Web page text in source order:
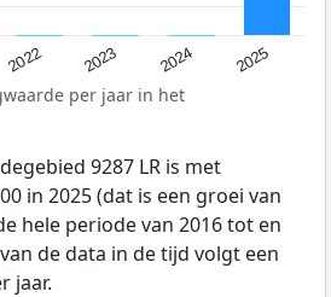
2022 2023 2024 2025
per jaar in het
9287 LR is met
in 2025 (dat is een groei van
hele periode van 2016 tot en
de data in de tijd volgt een
jaar.